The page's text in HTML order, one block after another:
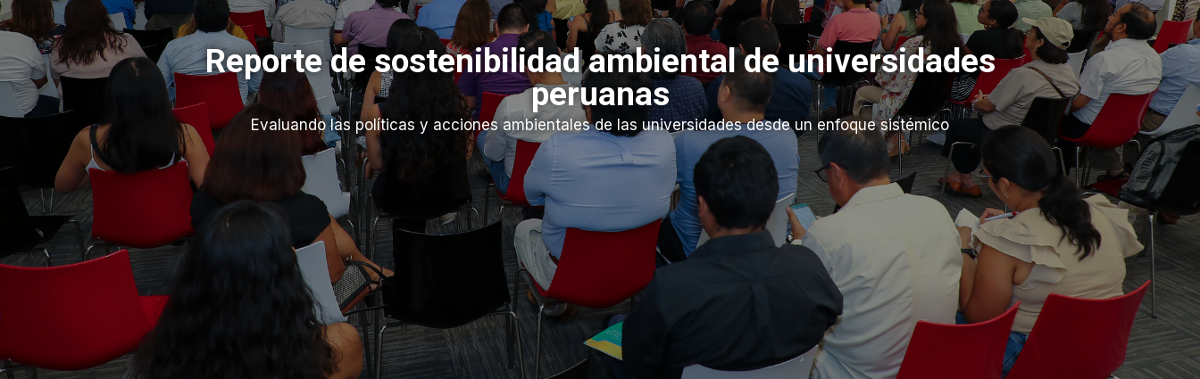
Reporte de sostenibilidad ambiental de universidades
peruanas
Evaluando las políticas y acciones ambientales de las universidades desde un enfoque sistémico